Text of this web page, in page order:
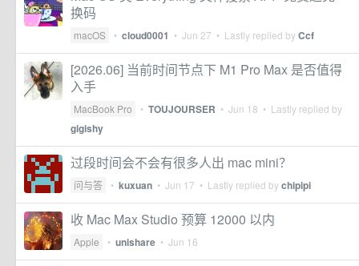
换码
macOS • cloud0001 • Jun 27 • Lastly replied byCcf
[2026.06] 当前时间节点下 M1 Pro Max 是否值得
入手
MacBook Pro • TOUJOURSER • Jun 18 • Lastly replied by
gigishy
过段时间会不会有很多人出 mac mini？
问与答 • kuxuan • Jun 17 • Lastly replied bychipipi
收 Mac Max Studio 预算 12000 以内
Apple • unishare • Jun 16